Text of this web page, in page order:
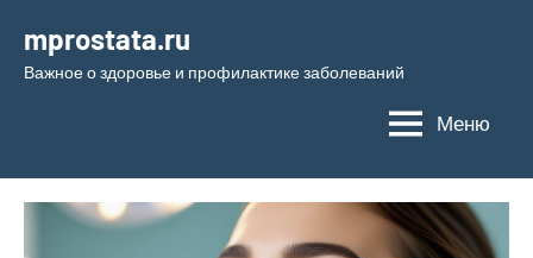
содержимому
mprostata.ru
Важное о здоровье и профилактике заболеваний
Меню